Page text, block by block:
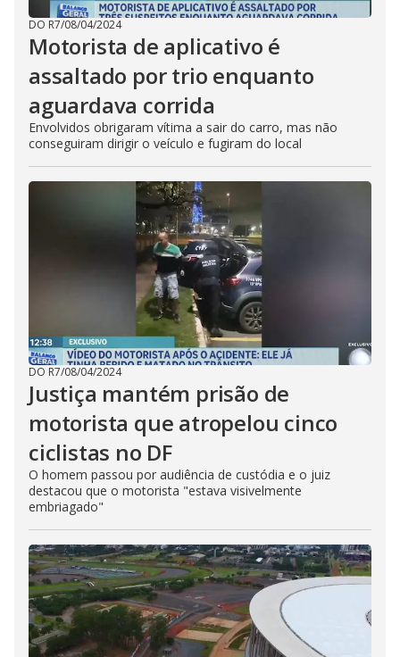
DO R7/08/04/2024
Motorista de aplicativo é
assaltado por trio enquanto
aguardava corrida
Envolvidos obrigaram vítima a sair do carro, mas não
conseguiram dirigir o veículo e fugiram do local
DO R7/08/04/2024
Justiça mantém prisão de
motorista que atropelou cinco
ciclistas no DF
O homem passou por audiência de custódia e o juiz
destacou que o motorista "estava visivelmente
embriagado"